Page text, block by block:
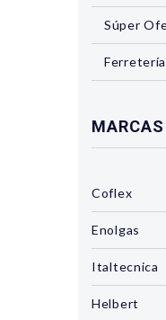
Súper
MARCAS
Coflex
Enolgas
Italtecnica
Helbert